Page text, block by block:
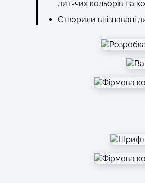
дитячих кольорів на
Створили впізнавані